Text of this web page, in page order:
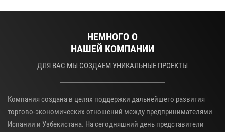
НЕМНОГО О
НАШЕЙ КОМПАНИИ
ДЛЯ ВАС МЫ СОЗДАЕМ УНИКАЛЬНЫЕ ПРОЕКТЫ
Компания создана в целях поддержки дальнейшего развития
торгово-экономических отношений между предпринимателями
Испании и Узбекистана. На сегодняшний день представители